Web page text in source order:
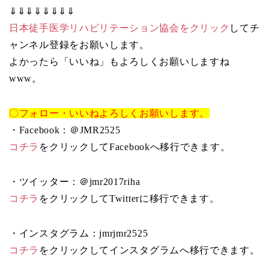
⇓⇓⇓⇓⇓⇓⇓⇓
日本徒手医学リハビリテーション協会をクリック してチ
ャンネル登録をお願いします。
よかったら「いいね」もよろしくお願いしますね
www。
〇フォロー・いいねよろしくお願いします。
・Facebook：＠JMR2525
コチラ をクリックしてFacebookへ移行できます。
・ツイッター：＠jmr2017riha
コチラ をクリックしてTwitterに移行できます。
・インスタグラム：jmrjmr2525
コチラ をクリックしてインスタグラムへ移行できます。